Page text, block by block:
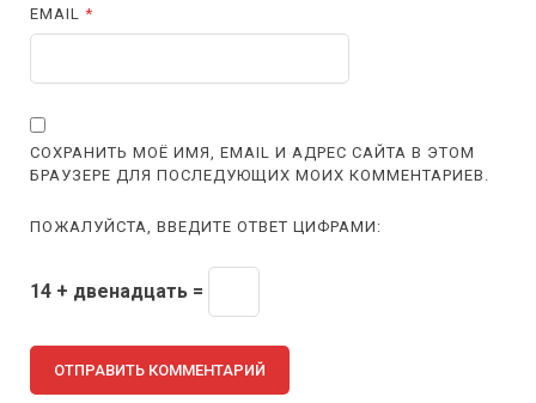
EMAIL*
СОХРАНИТЬ МОЁ ИМЯ, EMAIL И АДРЕС САЙТА В ЭТОМ
БРАУЗЕРЕ ДЛЯ ПОСЛЕДУЮЩИХ МОИХ КОММЕНТАРИЕВ.
ПОЖАЛУЙСТА, ВВЕДИТЕ ОТВЕТ ЦИФРАМИ:
14 + двенадцать =